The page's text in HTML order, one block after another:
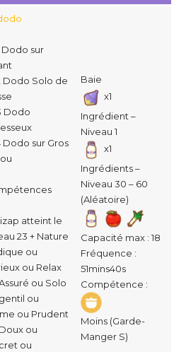
Dodo sur
Dodo Solo de
Dodo
Dodo sur Gros
atteint le
23 + Nature
ou
ou Relax
ou Solo
ou
ou Prudent
ou
ou
Baie
x1
Ingrédient –
Niveau 1
x1
Ingrédients –
Niveau 30 – 60
(Aléatoire)
Capacité max : 18
Fréquence :
51mins40s
Compétence :
Moins (Garde-
Manger S)